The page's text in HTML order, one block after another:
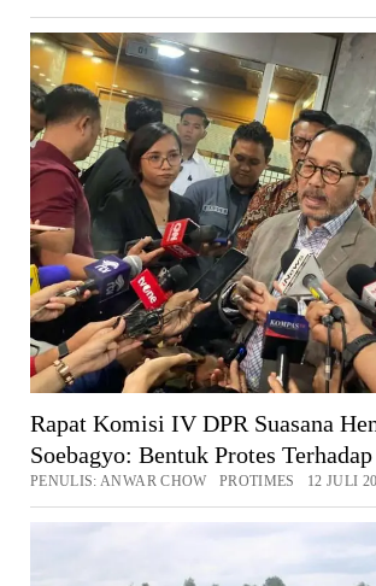
Rapat Komisi IV DPR Suasana
Soebagyo: Bentuk Protes
PENULIS: ANWAR CHOW PROTIMES 12 JULI